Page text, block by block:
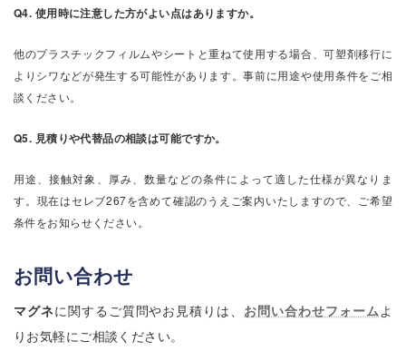
Q4. 使用時に注意した方がよい点はありますか。
他のプラスチックフィルムやシートと重ねて使用する場合、可塑剤移行に
よりシワなどが発生する可能性があります。事前に用途や使用条件をご相
談ください。
Q5. 見積りや代替品の相談は可能ですか。
用途、接触対象、厚み、数量などの条件によって適した仕様が異なりま
す。現在はセレブ267を含めて確認のうえご案内いたしますので、ご希望
条件をお知らせください。
お問い合わせ
マグネに関するご質問やお見積りは、 お問い合わせフォームよ
りお気軽にご相談ください。